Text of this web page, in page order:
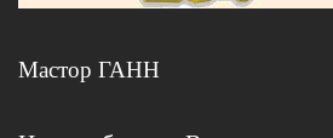
Мастор ГАНН